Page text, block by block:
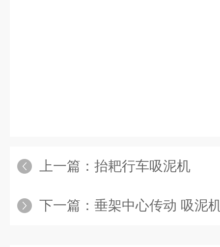
上一篇： 抬耙行车吸泥机
下一篇： 垂架中心传动 吸泥